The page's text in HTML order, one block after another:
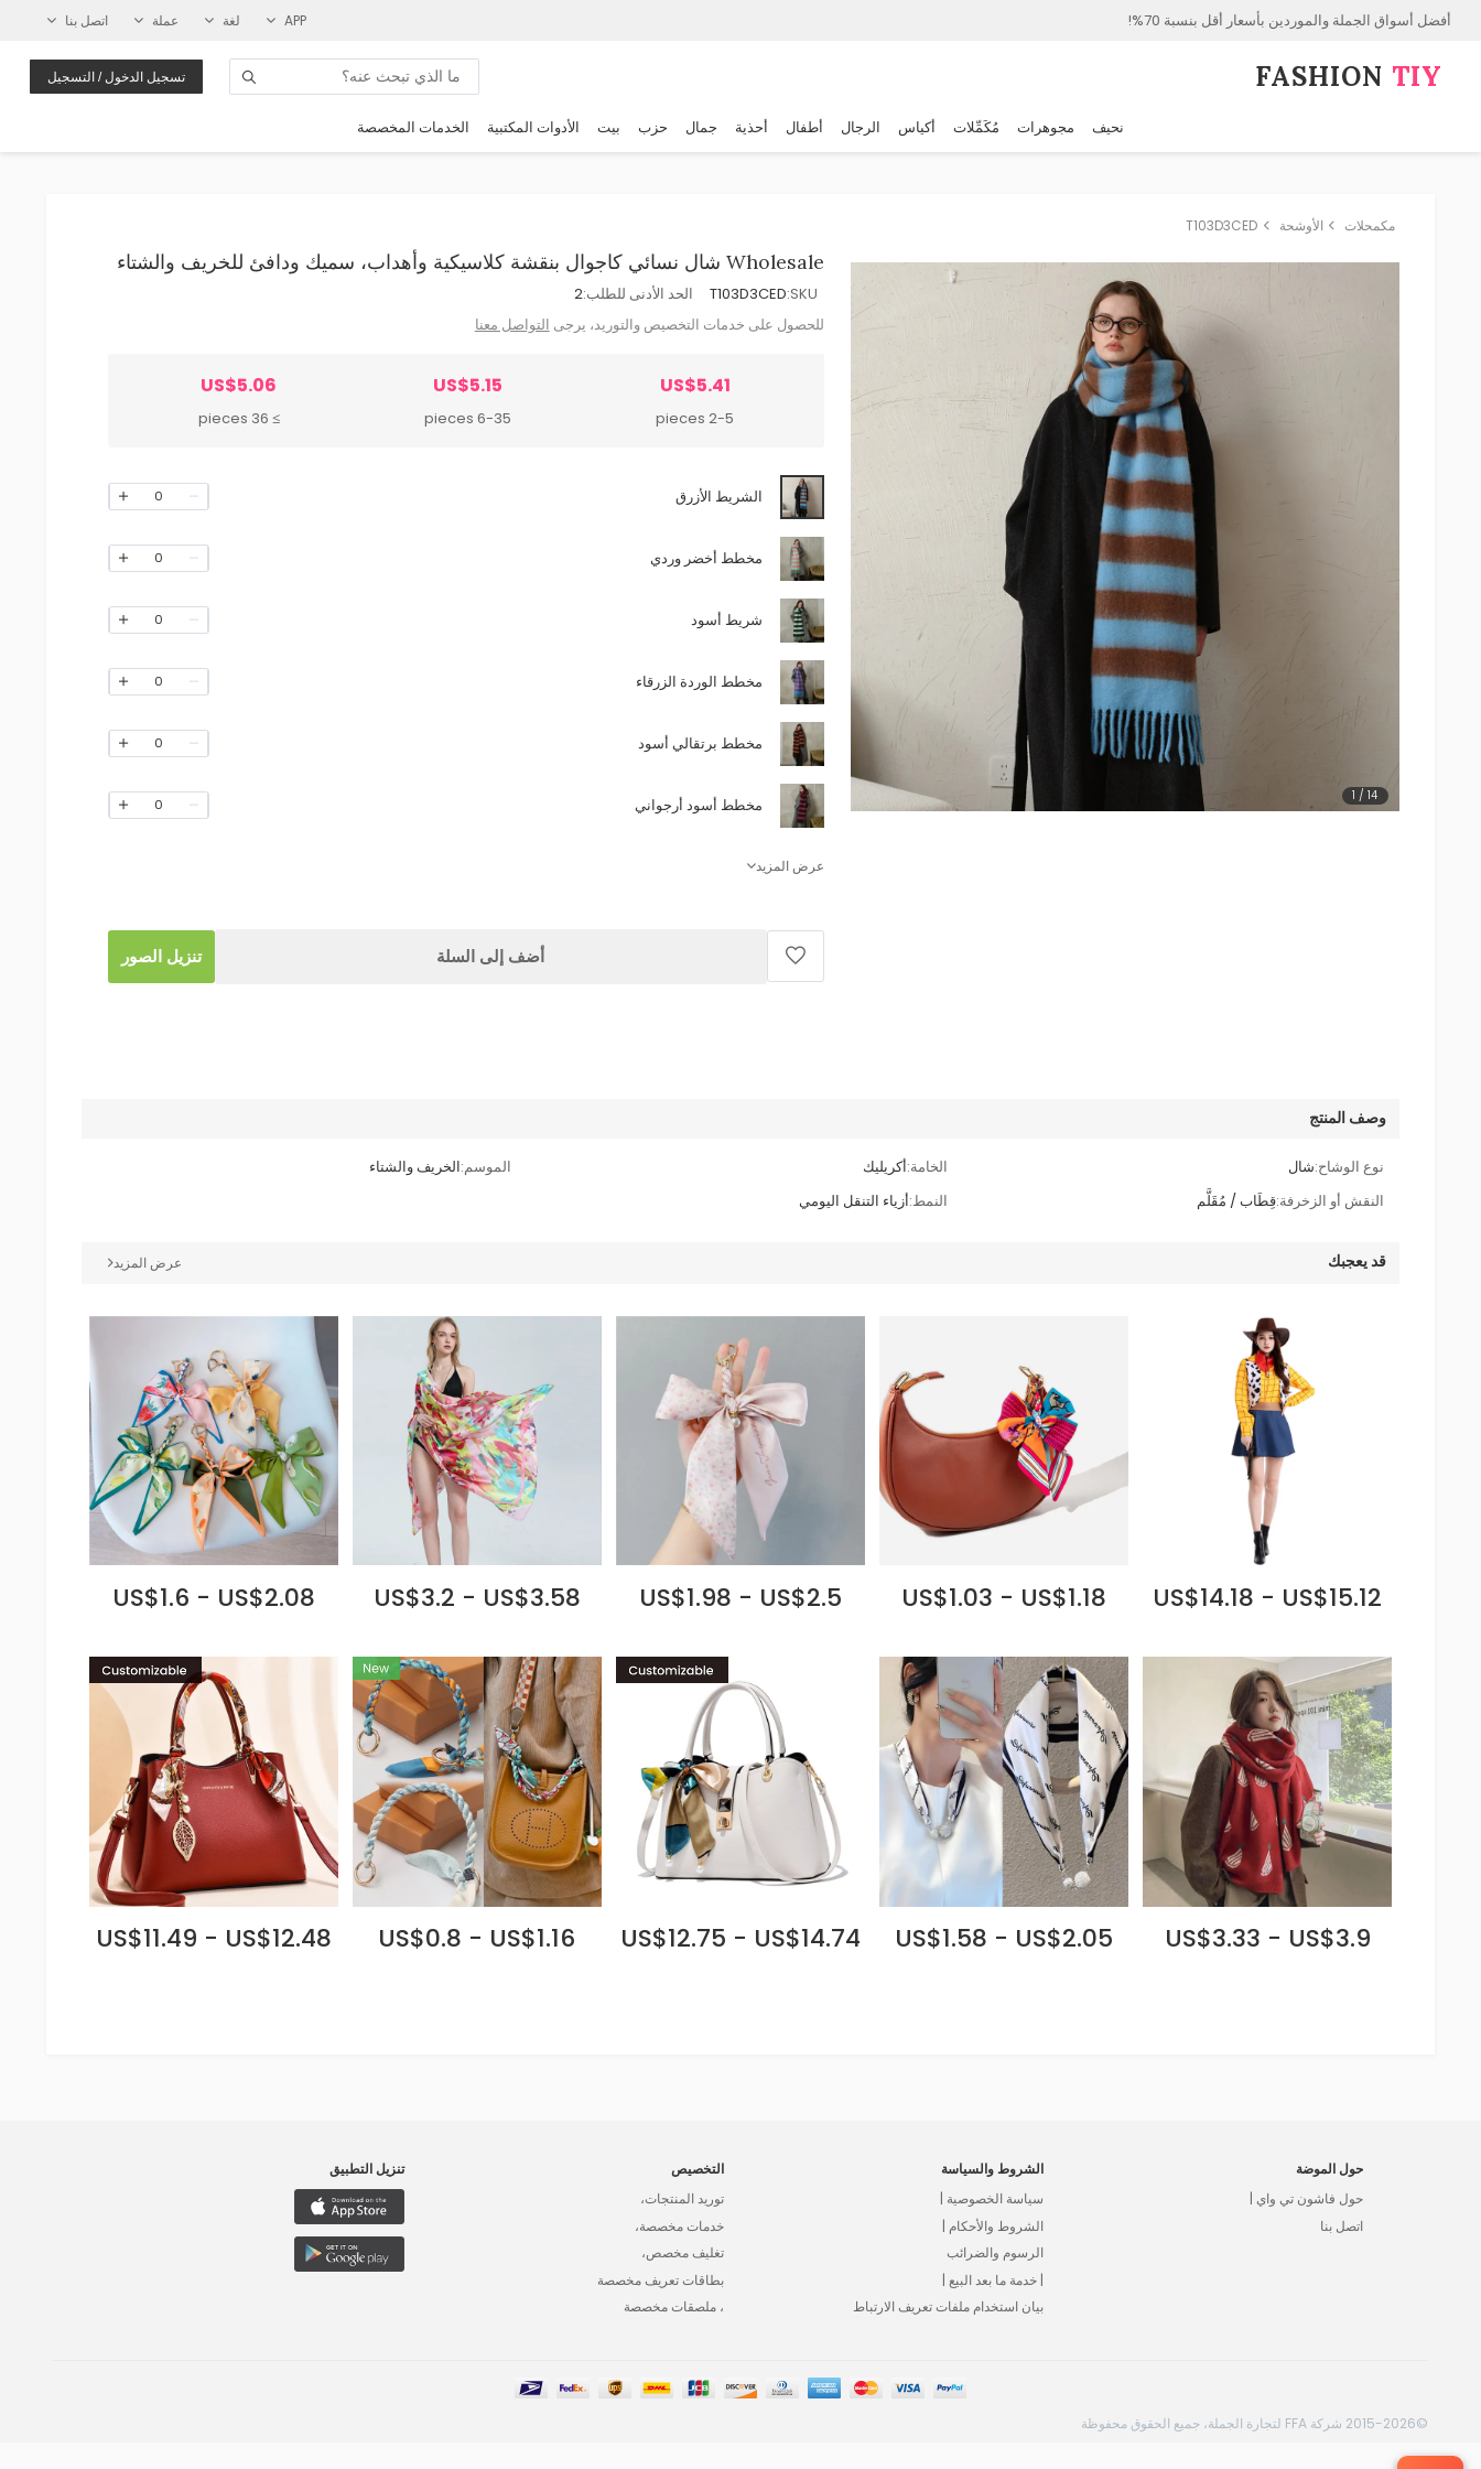
أفضل أسواق الجملة والموردين بأسعار أقل بنسبة 70%! APP لغة عملة اتصل بنا
FASHION⁠ TIY تسجيل الدخول / التسجيل
نحيف مجوهرات مُكَمِّلات أكياس الرجال أطفال أحذية جمال حزب بيت الأدوات المكتبية الخدمات المخصصة
مكمحلات الأوشحة T103D3CED
1 /14
Wholesale شال نسائي كاجوال بنقشة كلاسيكية وأهداب، سميك ودافئ للخريف والشتاء
SKU:
T103D3CED الحد الأدنى للطلب:2
للحصول على خدمات التخصيص والتوريد، يرجى التواصل معنا
US$5.41
2-5 pieces
US$5.15
6-35 pieces
US$5.06
≥ 36 pieces
الشريط الأزرق 0
مخطط أخضر وردي 0
شريط أسود 0
مخطط الوردة الزرقاء 0
مخطط برتقالي أسود 0
مخطط أسود أرجواني 0
عرض المزيد
أضف إلى السلة تنزيل الصور
وصف المنتج
نوع الوشاح:شال الخامة:أكريليك الموسم:الخريف والشتاء
النقش أو الزخرفة:قِطَاب / مُقَلَّم النمط:أزياء التنقل اليومي
قد يعجبك عرض المزيد
US$14.18 - US$15.12
US$1.03 - US$1.18
US$1.98 - US$2.5
US$3.2 - US$3.58
US$1.6 - US$2.08
US$3.33 - US$3.9
US$1.58 - US$2.05
US$12.75 - US$14.74
US$0.8 - US$1.16
US$11.49 - US$12.48
حول الموضة
حول فاشون تي واي |
اتصل بنا
الشروط والسياسة
سياسة الخصوصية |
الشروط والأحكام |
الرسوم والضرائب
| خدمة ما بعد البيع |
بيان استخدام ملفات تعريف الارتباط
التخصيص
توريد المنتجات،
خدمات مخصصة،
تغليف مخصص،
بطاقات تعريف مخصصة
، ملصقات مخصصة
تنزيل التطبيق
©2015-2026 شركة FFA لتجارة الجملة، جميع الحقوق محفوظة